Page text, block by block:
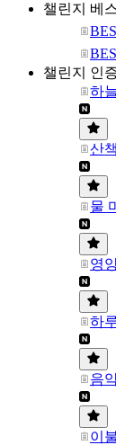
챌린지 베
챌린지 인
하
산
물
영
하
음
이